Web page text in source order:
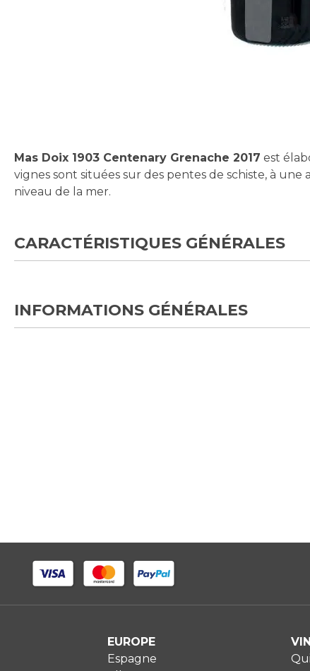
of
the
images
Mas Doix 1903 Centenary Grenache 2017 est
vignes sont situées sur des pentes de schiste, à
niveau de la mer.
CARACTÉRISTIQUES GÉNÉRALES
INFORMATIONS GÉNÉRALES
EUROPE
Espagne